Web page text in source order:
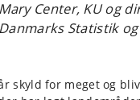
Center, KU og
Statistik
skyld for meget og